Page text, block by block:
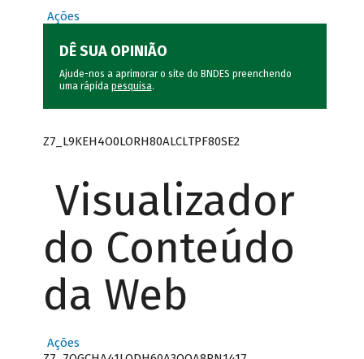
Ações
DÊ SUA OPINIÃO
Ajude-nos a aprimorar o site do BNDES preenchendo
uma rápida pesquisa.
Z7_L9KEH4O0LORH80ALCLTPF80SE2
Visualizador
do Conteúdo
da Web
Ações